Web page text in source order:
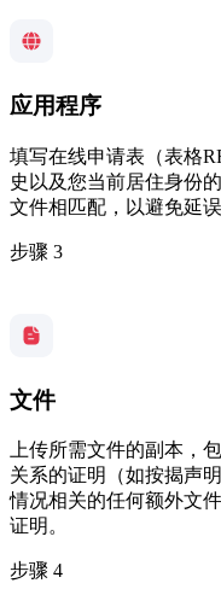
应用程序
填写在线申请表（表格
史以及您当前居住身份
文件相匹配，以避免延误
步骤 3
文件
上传所需文件的副本，
关系的证明（如按揭声
情况相关的任何额外文
证明。
步骤 4